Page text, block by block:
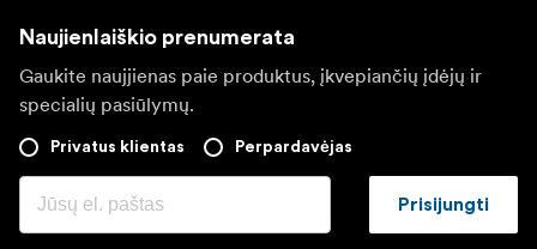
Naujienlaiškio prenumerata
Gaukite naujjienas paie produktus, įkvepiančių įdėjų ir
specialių pasiūlymų.
Privatus klientas Perpardavėjas
Prisijungti